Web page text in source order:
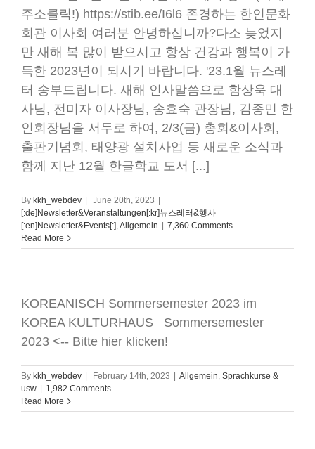
주소클릭!) https://stib.ee/I6l6 존경하는 한인문화
회관 이사회 여러분 안녕하십니까?다소 늦었지
만 새해 복 많이 받으시고 항상 건강과 행복이 가
득한 2023년이 되시기 바랍니다. '23.1월 뉴스레
터 송부드립니다. 새해 인사말씀으로 함상욱 대
사님, 전미자 이사장님, 송효숙 관장님, 김종민 한
인회장님을 서두로 하여, 2/3(금) 총회&이사회,
출판기념회, 태양광 설치사업 등 새로운 소식과
함께 지난 12월 한글학교 도서 [...]
By kkh_webdev | June 20th, 2023 |
[:de]Newsletter&Veranstaltungen[:kr]뉴스레터&행사
[:en]Newsletter&Events[:] Allgemein | 7,360 Comments
Read More
KOREANISCH Sommersemester 2023 im
KOREA KULTURHAUS Sommersemester
2023 <-- Bitte hier klicken!
By kkh_webdev | February 14th, 2023 | Allgemein Sprachkurse &
usw | 1,982 Comments
Read More